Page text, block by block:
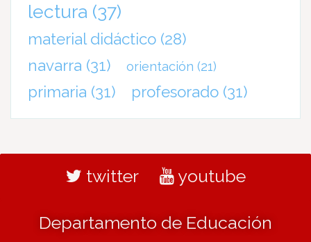
lectura (37)
material didáctico (28)
navarra (31) orientación (21)
primaria (31) profesorado (31)
twitter youtube
Departamento de Educación